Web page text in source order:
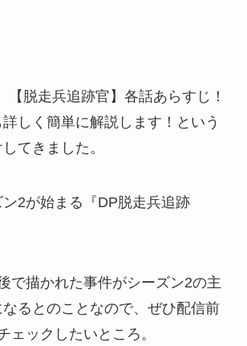
【脱走兵追跡官】各話あらすじ！
しく簡単に解説します！ という
てきました。
2が始まる『DP脱走兵追跡
で描かれた事件がシーズン2の主
るとのことなので、ぜひ配信前
ェックしたいところ。